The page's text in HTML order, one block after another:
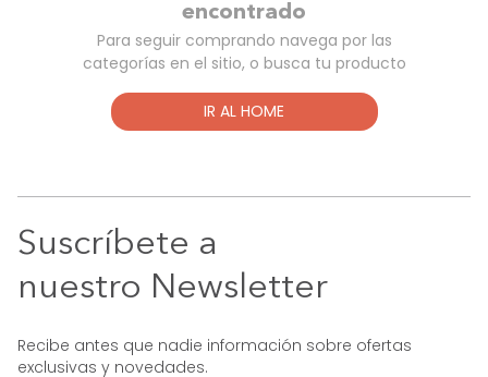
encontrado
Para seguir comprando navega por las
categorías en el sitio, o busca tu producto
IR AL HOME
Suscríbete a
nuestro Newsletter
Recibe antes que nadie información sobre ofertas
exclusivas y novedades.
Cama
Mesa Centro
Mesa Noche